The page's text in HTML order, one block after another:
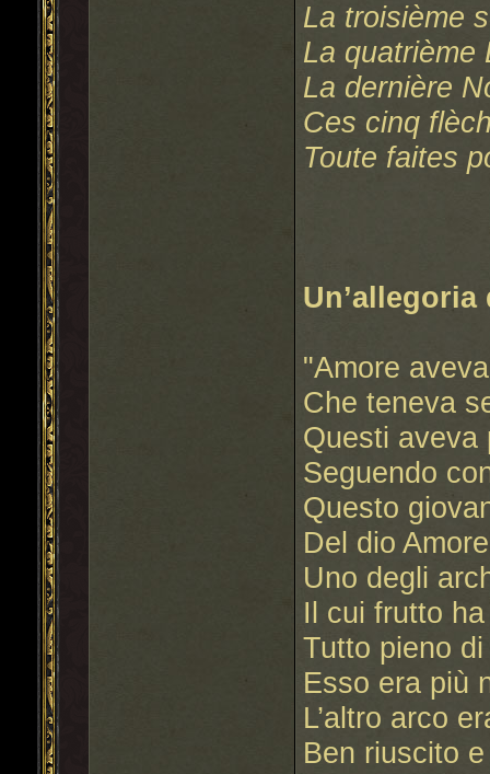
La troisième
La quatrième
La dernière
Ces cinq
Toute faites
Un’allegoria
"Amore
Che teneva
Questi aveva
Seguendo
Questo
Del dio
Uno degli
Il cui frutto
Tutto pieno
Esso era più
L’altro arco
Ben riuscito